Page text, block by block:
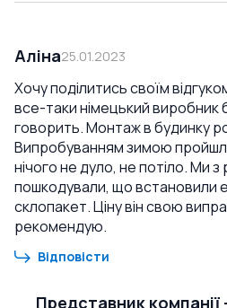
Аліна25.01.2023
Хочу поділитись своїм
все-таки німецький виробник
говорить. Монтаж в будинку
Випробуванням зимою
нічого не дуло, не потіло. Ми
пошкодували, що встановили
склопакет. Ціну він свою
рекомендую.
Відповісти
Представник компанії